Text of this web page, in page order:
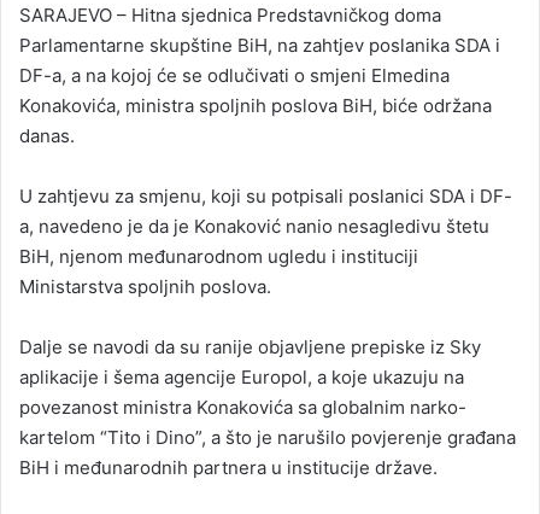
d
a
n
e
i
SARAJEVO – Hitna sjednica Predstavničkog doma
Parlamentarne skupštine BiH, na zahtjev poslanika SDA i
DF-a, a na kojoj će se odlučivati o smjeni Elmedina
Konakovića, ministra spoljnih poslova BiH, biće održana
danas.
U zahtjevu za smjenu, koji su potpisali poslanici SDA i DF-
a, navedeno je da je Konaković nanio nesagledivu štetu
BiH, njenom međunarodnom ugledu i instituciji
Ministarstva spoljnih poslova.
Dalje se navodi da su ranije objavljene prepiske iz Sky
aplikacije i šema agencije Europol, a koje ukazuju na
povezanost ministra Konakovića sa globalnim narko-
kartelom “Tito i Dino”, a što je narušilo povjerenje građana
BiH i međunarodnih partnera u institucije države.